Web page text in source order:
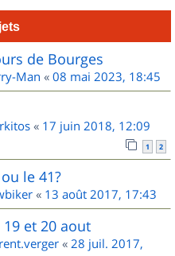
de Bourges
Man « 08 mai 2023, 18:45
« 17 juin 2018, 12:09
1 2
le 41?
« 13 août 2017, 17:43
et 20 aout
« 28 juil. 2017,